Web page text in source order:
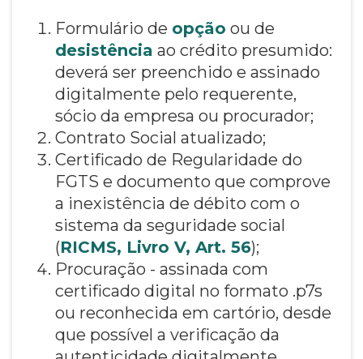
Formulário de opção ou de
desistência ao crédito presumido:
deverá ser preenchido e assinado
digitalmente pelo requerente,
sócio da empresa ou procurador;
Contrato Social atualizado;
Certificado de Regularidade do
FGTS e documento que comprove
a inexistência de débito com o
sistema da seguridade social
(RICMS, Livro V, Art. 56);
Procuração - assinada com
certificado digital no formato .p7s
ou reconhecida em cartório, desde
que possível a verificação da